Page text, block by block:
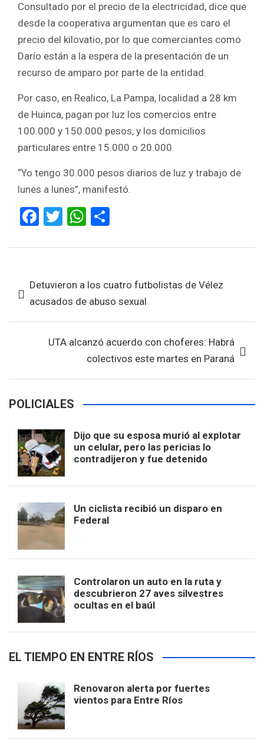
Consultado por el precio de la electricidad, dice que
desde la cooperativa argumentan que es caro el
precio del kilovatio, por lo que comerciantes como
Darío están a la espera de la presentación de un
recurso de amparo por parte de la entidad.
Por caso, en Realico, La Pampa, localidad a 28 km
de Huinca, pagan por luz los comercios entre
100.000 y 150.000 pesos, y los domicilios
particulares entre 15.000 o 20.000.
“Yo tengo 30.000 pesos diarios de luz y trabajo de
lunes a lunes”, manifestó.
F
ce
o
o
k
T
tt
W
at
A
p
p
ar
de Detuvieron a los cuatro futbolistas de Vélez
acusados de abuso sexual
UTA alcanzó acuerdo con choferes: Habrá
colectivos este martes en Paraná
POLICIALES
Dijo que su esposa murió al explotar
un celular, pero las pericias lo
contradijeron y fue detenido
Un ciclista recibió un disparo en
Federal
Controlaron un auto en la ruta y
descubrieron 27 aves silvestres
ocultas en el baúl
EL TIEMPO EN ENTRE RÍOS
Renovaron alerta por fuertes
vientos para Entre Ríos